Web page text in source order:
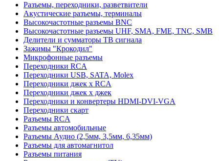
Разъемы, переходники, разветвители
Акустические разъемы, терминалы
Высокочастотные разъемы BNC
Высокочастотные разъемы UHF, SMA, FME, TNC, SMB
Делители и сумматоры ТВ сигнала
Зажимы "Крокодил"
Микрофонные разъемы
Переходники RCA
Переходники USB, SATA, Molex
Переходники джек х RCA
Переходники джек х джек
Переходники и конвертеры HDMI-DVI-VGA
Переходники скарт
Разъемы RCA
Разъемы автомобильные
Разъемы Аудио (2,5мм, 3,5мм, 6,35мм)
Разъемы для автомагнитол
Разъемы питания